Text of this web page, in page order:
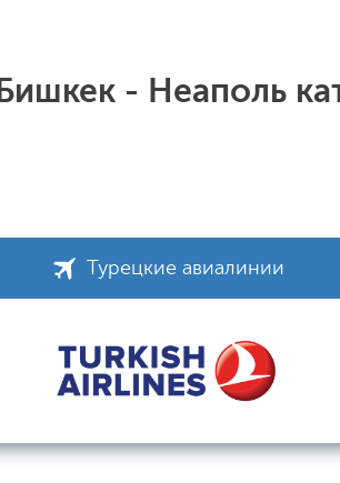
Бишкек - Неаполь
Турецкие авиалинии